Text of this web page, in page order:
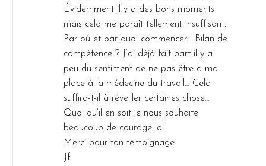
Évidemment il y a des bons moments
mais cela me paraît tellement insuffisant.
Par où et par quoi commencer… Bilan de
compétence ? J’ai déjà fait part il y a
peu du sentiment de ne pas être à ma
place à la médecine du travail… Cela
suffira-t-il à réveiller certaines chose…
Quoi qu’il en soit je nous souhaite
beaucoup de courage lol
Merci pour ton témoignage.
Jf